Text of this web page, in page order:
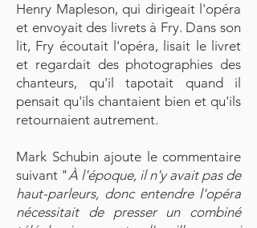
Henry Mapleson, qui dirigeait l'opéra
et envoyait des livrets à Fry. Dans son
lit, Fry écoutait l'opéra, lisait le livret
et regardait des photographies des
chanteurs, qu'il tapotait quand il
pensait qu'ils chantaient bien et qu'ils
retournaient autrement.
Mark Schubin ajoute le commentaire
suivant "À l'époque, il n'y avait pas de
haut-parleurs, donc entendre l'opéra
nécessitait de presser un combiné